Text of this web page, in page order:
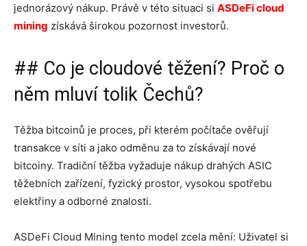
jednorázový nákup. Právě v této situaci si ASDeFi cloud
mining získává širokou pozornost investorů.
## Co je cloudové těžení? Proč o
něm mluví tolik Čechů?
Těžba bitcoinů je proces, při kterém počítače ověřují
transakce v síti a jako odměnu za to získávají nové
bitcoiny. Tradiční těžba vyžaduje nákup drahých ASIC
těžebních zařízení, fyzický prostor, vysokou spotřebu
elektřiny a odborné znalosti.
ASDeFi Cloud Mining tento model zcela mění: Uživatel si